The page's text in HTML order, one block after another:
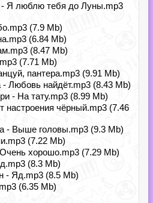
Я люблю тебя до Луны.mp3
(7.9 Mb)
(6.84 Mb)
(8.47 Mb)
(7.71 Mb)
пантера.mp3 (9.91 Mb)
Любовь найдёт.mp3 (8.43 Mb)
- На тату.mp3 (8.99 Mb)
настроения чёрный.mp3 (7.46
- Выше головы.mp3 (9.3 Mb)
(7.22 Mb)
хорошо.mp3 (7.29 Mb)
(8.3 Mb)
- Яд.mp3 (8.5 Mb)
(6.35 Mb)